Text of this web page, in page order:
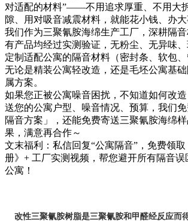
对适配的材料”——不用追求厚重、不用大
隙、用对吸音减震材料，就能花小钱、办大
我们作为三聚氰胺海绵生产工厂，深耕隔
有产品均经过实测验证，无粉尘、无异味
定制适配公寓的隔音材料（密封条、软包、
无论是精装公寓轻改造，还是毛坯公寓基
属方案。
如果您正被公寓噪音困扰，不知道如何改
送您的公寓户型、噪音情况、预算，我们
隔音方案」，还能免费寄送三聚氰胺海绵
果，满意再合作～
文末福利：私信回复“公寓隔音”，免费领
册》+ 工厂实测视频，帮您避开所有隔音
公寓！
改性三聚氰胺树脂是三聚氰胺和甲醛经反应而